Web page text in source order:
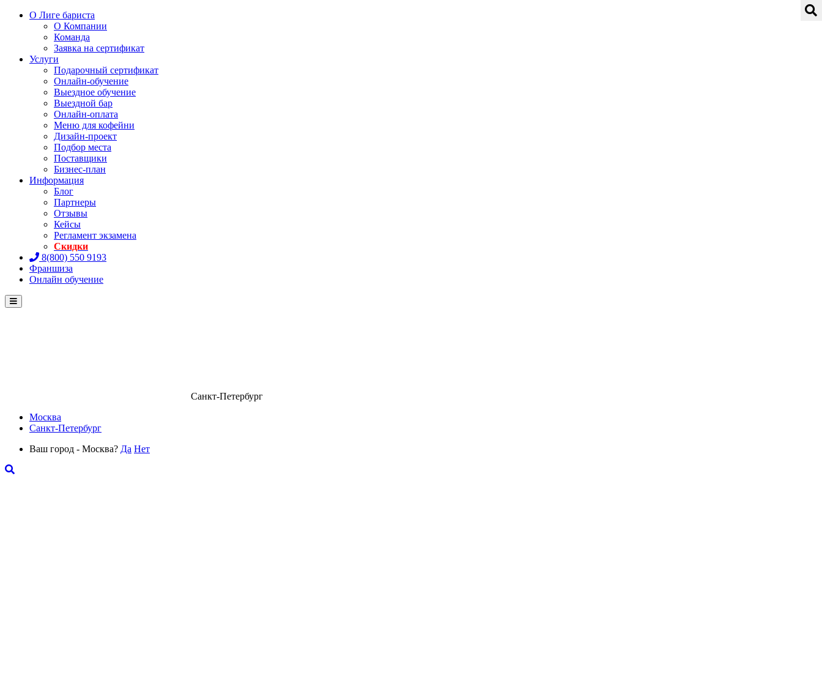
О Лиге бариста
О Компании
Команда
Заявка на сертификат
Услуги
Подарочный сертификат
Онлайн-обучение
Выездное обучение
Выездной бар
Онлайн-оплата
Меню для кофейни
Дизайн-проект
Подбор места
Поставщики
Бизнес-план
Информация
Блог
Партнеры
Отзывы
Кейсы
Регламент экзамена
Скидки
8(800) 550 9193
Франшиза
Онлайн обучение
Menu
Санкт-Петербург
Москва
Санкт-Петербург
Ваш город - Москва? Да Нет